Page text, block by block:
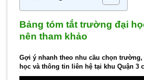
Bảng tóm tắt trường đại
nên tham khảo
Gợi ý nhanh theo nhu cầu chọn
học và thông tin liên hệ tại khu Quận 3